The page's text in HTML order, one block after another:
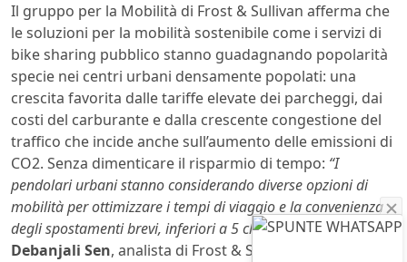
Il gruppo per la Mobilità di Frost & Sullivan afferma che
le soluzioni per la mobilità sostenibile come i servizi di
bike sharing pubblico stanno guadagnando popolarità
specie nei centri urbani densamente popolati: una
crescita favorita dalle tariffe elevate dei parcheggi, dai
costi del carburante e dalla crescente congestione del
traffico che incide anche sull’aumento delle emissioni di
CO2. Senza dimenticare il risparmio di tempo: “I
pendolari urbani stanno considerando diverse opzioni di
mobilità per ottimizzare i tempi di viaggio e la convenienza
degli spostamenti brevi, inferiori a 5 chilometri”afferma
Debanjali Sen, analista di Frost & Sullivan.